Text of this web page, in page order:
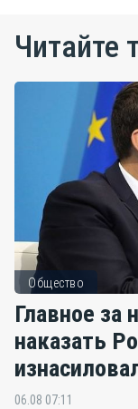
Читайте
Общество
Главное за
наказать
06.08 07:11